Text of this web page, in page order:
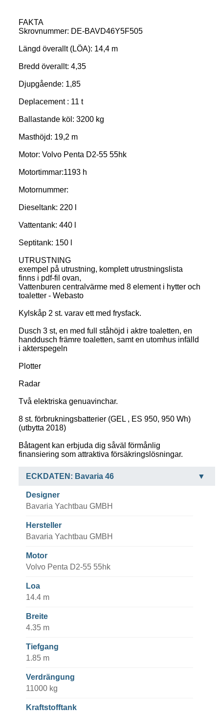
FAKTA
Skrovnummer: DE-BAVD46Y5F505
Längd överallt (LÖA): 14,4 m
Bredd överallt: 4,35
Djupgående: 1,85
Deplacement : 11 t
Ballastande köl: 3200 kg
Masthöjd: 19,2 m
Motor: Volvo Penta D2-55 55hk
Motortimmar:1193 h
Motornummer:
Dieseltank: 220 l
Vattentank: 440 l
Septitank: 150 l
UTRUSTNING
exempel på utrustning, komplett utrustningslista
finns i pdf-fil ovan,
Vattenburen centralvärme med 8 element i hytter och
toaletter - Webasto
Kylskåp 2 st. varav ett med frysfack.
Dusch 3 st, en med full ståhöjd i aktre toaletten, en
handdusch främre toaletten, samt en utomhus infälld
i akterspegeln
Plotter
Radar
Två elektriska genuavinchar.
8 st. förbrukningsbatterier (GEL , ES 950, 950 Wh)
(utbytta 2018)
Båtagent kan erbjuda dig såväl förmånlig
finansiering som attraktiva försäkringslösningar.
ECKDATEN: Bavaria 46
Designer
Bavaria Yachtbau GMBH
Hersteller
Bavaria Yachtbau GMBH
Motor
Volvo Penta D2-55 55hk
Loa
14.4 m
Breite
4.35 m
Tiefgang
1.85 m
Verdrängung
11000 kg
Kraftstofftank